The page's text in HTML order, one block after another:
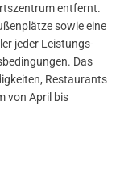
entfernt.
sowie eine
jeder Leistungs-
Das
Restaurants
von April bis